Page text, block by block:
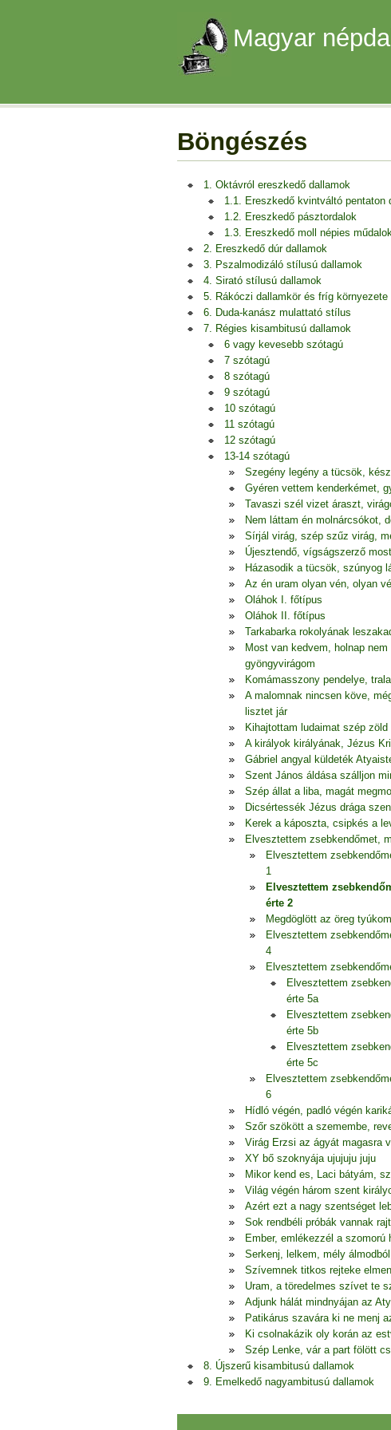
Magyar
Böngészés
1. Oktávról ereszkedő dallamok
1.1. Ereszkedő kvintváltó pentaton
1.2. Ereszkedő pásztordalok
1.3. Ereszkedő moll népies
2. Ereszkedő dúr dallamok
3. Pszalmodizáló stílusú dallamok
4. Sirató stílusú dallamok
5. Rákóczi dallamkör és fríg környezete
6. Duda-kanász mulattató stílus
7. Régies kisambitusú dallamok
6 vagy kevesebb szótagú
7 szótagú
8 szótagú
9 szótagú
10 szótagú
11 szótagú
12 szótagú
13-14 szótagú
Szegény legény a tücsök,
Gyéren vettem kenderkémet,
Tavaszi szél vizet áraszt,
Nem láttam én molnárcsókot,
Sírjál virág, szép szűz virág,
Újesztendő, vígságszerző
Házasodik a tücsök, szúnyog
Az én uram olyan vén, olyan
Oláhok I. főtípus
Oláhok II. főtípus
Tarkabarka rokolyának
Most van kedvem, holnap
gyöngyvirágom
Komámasszony pendelye,
A malomnak nincsen köve,
lisztet jár
Kihajtottam ludaimat szép zöld
A királyok királyának, Jézus
Gábriel angyal küldeték
Szent János áldása szálljon
Szép állat a liba, magát
Dicsértessék Jézus drága
Kerek a káposzta, csipkés a
Elvesztettem zsebkendőmet,
Elvesztettem
1
Elvesztettem
érte 2
Megdöglött az öreg
Elvesztettem
4
Elvesztettem
Elvesztettem
érte 5a
Elvesztettem
érte 5b
Elvesztettem
érte 5c
Elvesztettem
6
Hídló végén, padló végén
Szőr szökött a szemembe,
Virág Erzsi az ágyát magasra
XY bő szoknyája ujujuju juju
Mikor kend es, Laci bátyám,
Világ végén három szent
Azért ezt a nagy szentséget
Sok rendbéli próbák vannak
Ember, emlékezzél a szomorú
Serkenj, lelkem, mély
Szívemnek titkos rejteke
Uram, a töredelmes szívet te
Adjunk hálát mindnyájan az
Patikárus szavára ki ne menj
Ki csolnakázik oly korán az
Szép Lenke, vár a part fölött
8. Újszerű kisambitusú dallamok
9. Emelkedő nagyambitusú dallamok